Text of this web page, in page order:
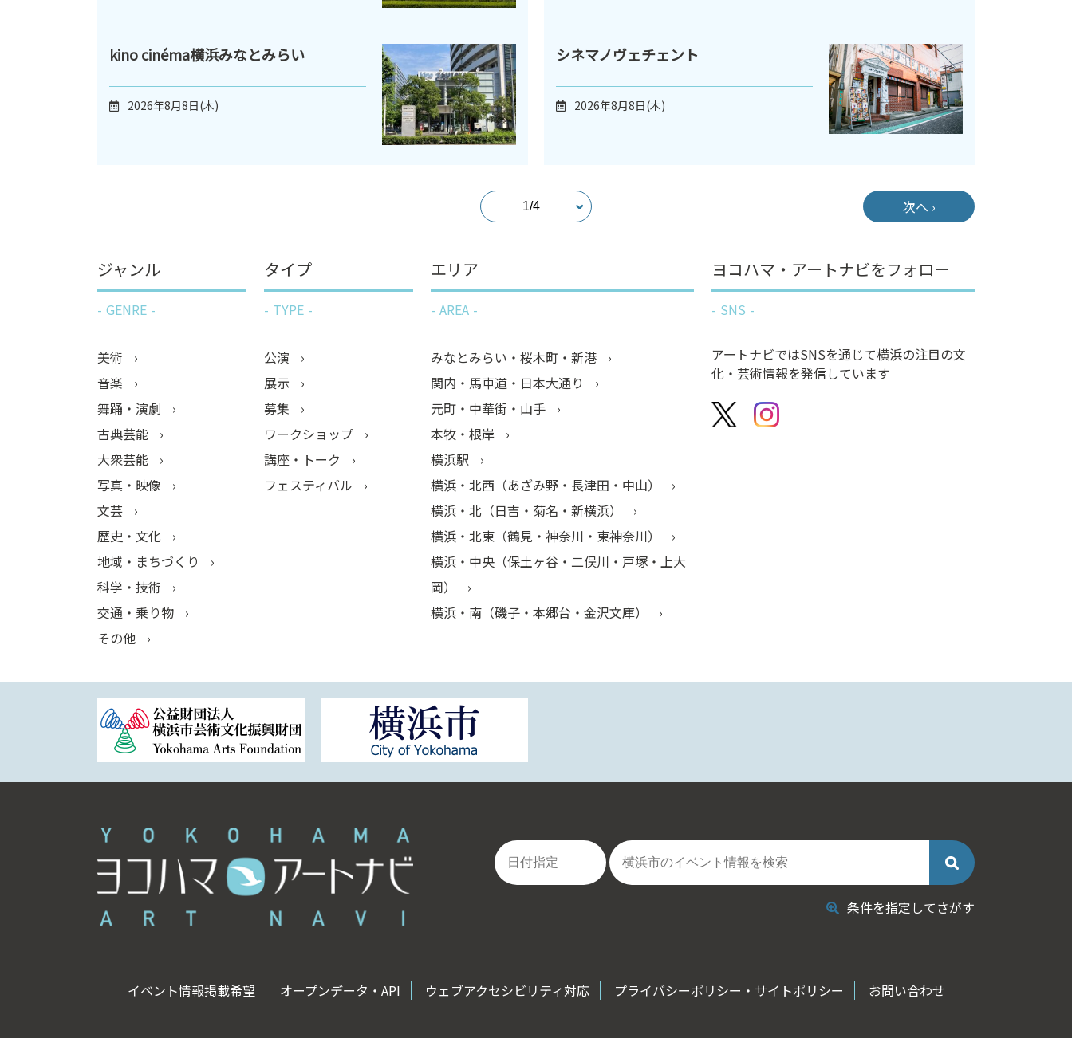
kino cinéma横浜みなとみらい
2026年8月8日(木)
シネマノヴェチェント
2026年8月8日(木)
次へ ›
ジャンル
GENRE
美術
音楽
舞踊・演劇
古典芸能
大衆芸能
写真・映像
文芸
歴史・文化
地域・まちづくり
科学・技術
交通・乗り物
その他
タイプ
TYPE
公演
展示
募集
ワークショップ
講座・トーク
フェスティバル
エリア
AREA
みなとみらい・桜木町・新港
関内・馬車道・日本大通り
元町・中華街・山手
本牧・根岸
横浜駅
横浜・北西（あざみ野・長津田・中山）
横浜・北（日吉・菊名・新横浜）
横浜・北東（鶴見・神奈川・東神奈川）
横浜・中央（保土ヶ谷・二俣川・戸塚・上大
岡）
横浜・南（磯子・本郷台・金沢文庫）
ヨコハマ・アートナビをフォロー
SNS
アートナビではSNSを通じて横浜の注目の文
化・芸術情報を発信しています
イベント情報掲載希望 オープンデータ・API ウェブアクセシビリティ対応 プライバシーポリシー・サイトポリシー お問い合わせ
条件を指定してさがす